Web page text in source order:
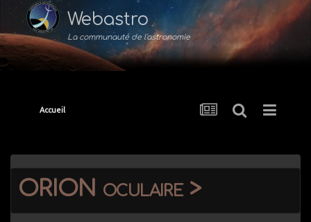
Webastro
La communauté de l'astronomie
Accueil
ORION oculaire >